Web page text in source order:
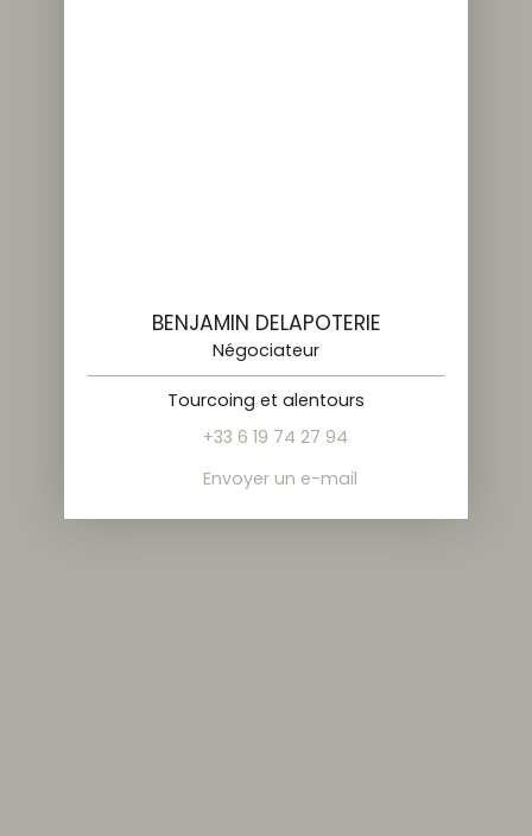
BENJAMIN DELAPOTERIE
Négociateur
Tourcoing et alentours
+33 6 19 74 27 94
Envoyer un e-mail